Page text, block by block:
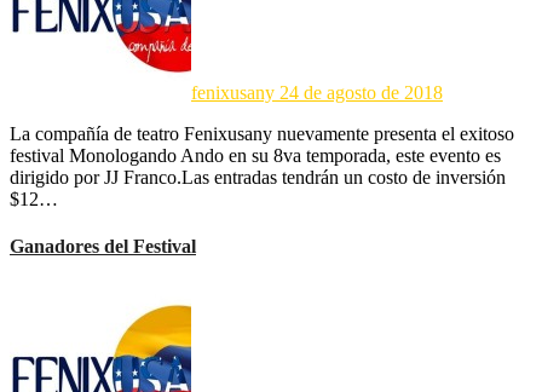
fenixusany 24 de agosto de 2018
La compañía de teatro Fenixusany nuevamente presenta el exitoso
festival Monologando Ando en su 8va temporada, este evento es
dirigido por JJ Franco.Las entradas tendrán un costo de inversión
$12…
Ganadores del Festival